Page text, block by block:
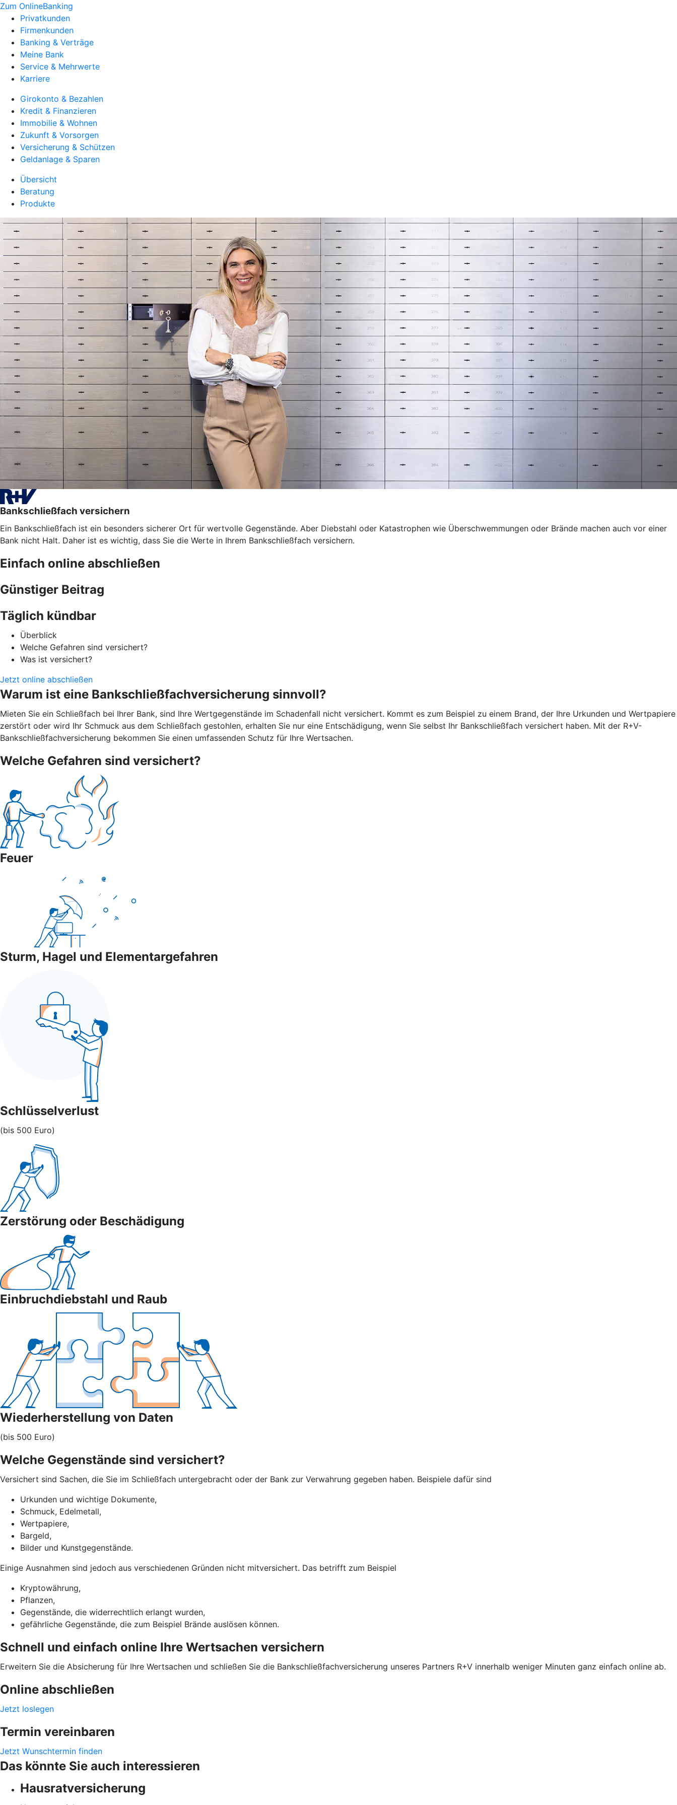
Zum OnlineBanking
Privatkunden
Firmenkunden
Banking & Verträge
Meine Bank
Service & Mehrwerte
Karriere
Girokonto & Bezahlen
Kredit & Finanzieren
Immobilie & Wohnen
Zukunft & Vorsorgen
Versicherung & Schützen
Geldanlage & Sparen
Übersicht
Beratung
Produkte
Bankschließfach versichern
Ein Bankschließfach ist ein besonders sicherer Ort für wertvolle Gegenstände. Aber Diebstahl oder Katastrophen wie Überschwemmungen oder Brände machen auch vor einer
Bank nicht Halt. Daher ist es wichtig, dass Sie die Werte in Ihrem Bankschließfach versichern.
Einfach online abschließen
Günstiger Beitrag
Täglich kündbar
Überblick
Welche Gefahren sind versichert?
Was ist versichert?
Jetzt online abschließen
Warum ist eine Bankschließfachversicherung sinnvoll?
Mieten Sie ein Schließfach bei Ihrer Bank, sind Ihre Wertgegenstände im Schadenfall nicht versichert. Kommt es zum Beispiel zu einem Brand, der Ihre Urkunden und Wertpapiere
zerstört oder wird Ihr Schmuck aus dem Schließfach gestohlen, erhalten Sie nur eine Entschädigung, wenn Sie selbst Ihr Bankschließfach versichert haben. Mit der R+V-
Bankschließfachversicherung bekommen Sie einen umfassenden Schutz für Ihre Wertsachen.
Welche Gefahren sind versichert?
Feuer
Sturm, Hagel und Elementargefahren
Schlüsselverlust
(bis 500 Euro)
Zerstörung oder Beschädigung
Einbruchdiebstahl und Raub
Wiederherstellung von Daten
(bis 500 Euro)
Welche Gegenstände sind versichert?
Versichert sind Sachen, die Sie im Schließfach untergebracht oder der Bank zur Verwahrung gegeben haben. Beispiele dafür sind
Urkunden und wichtige Dokumente,
Schmuck, Edelmetall,
Wertpapiere,
Bargeld,
Bilder und Kunstgegenstände.
Einige Ausnahmen sind jedoch aus verschiedenen Gründen nicht mitversichert. Das betrifft zum Beispiel
Kryptowährung,
Pflanzen,
Gegenstände, die widerrechtlich erlangt wurden,
gefährliche Gegenstände, die zum Beispiel Brände auslösen können.
Schnell und einfach online Ihre Wertsachen versichern
Erweitern Sie die Absicherung für Ihre Wertsachen und schließen Sie die Bankschließfachversicherung unseres Partners R+V innerhalb weniger Minuten ganz einfach online ab.
Online abschließen
Jetzt loslegen
Termin vereinbaren
Jetzt Wunschtermin finden
Das könnte Sie auch interessieren
Hausratversicherung